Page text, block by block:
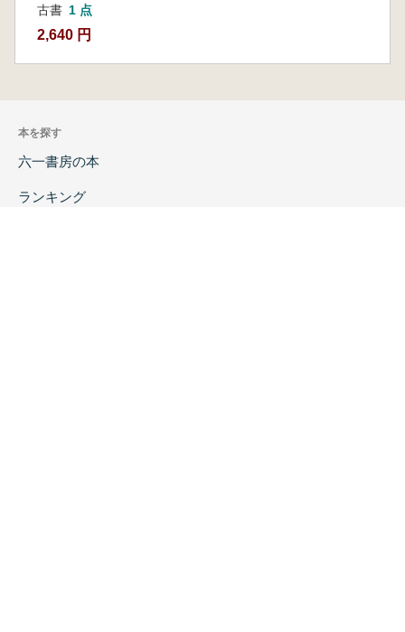
古書 1 点
2,640 円
本を探す
六一書房の本
ランキング